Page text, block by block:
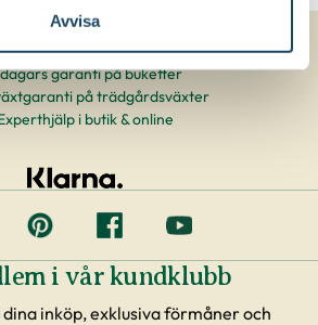
Avvisa
garanti på buketter
på trädgårdsväxter
i butik & online
i vår kundklubb
dina inköp, exklusiva förmåner och